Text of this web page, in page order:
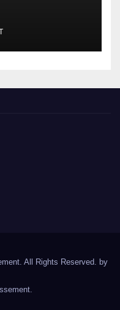
All Rights Reserved. by